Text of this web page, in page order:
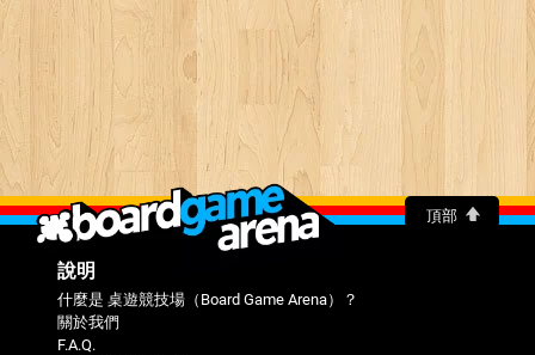
頂部
說明
什麼是 桌遊競技場（Board Game Arena）？
關於我們
F.A.Q.